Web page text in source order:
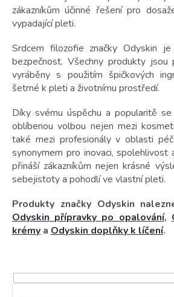
zákazníkům účinné řešení pro
vypadající pleti.
Srdcem filozofie značky Odyskin
bezpečnost. Všechny produkty
vyráběny s použitím špičkových
šetrné k pleti a životnímu prostředí.
Díky svému úspěchu a popularitě
oblíbenou volbou nejen mezi
také mezi profesionály v oblasti
synonymem pro inovaci, spolehlivost
přináší zákazníkům nejen krásné
sebejistoty a pohodlí ve vlastní pleti.
Produkty značky Odyskin
Odyskin přípravky po opalování,
krémy a Odyskin doplňky k líčení.